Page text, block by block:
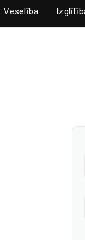
Veselība